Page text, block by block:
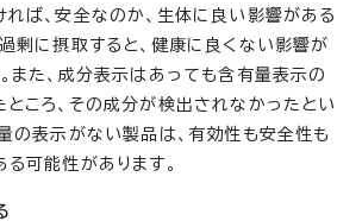
ば、安全なのか、生体に良い影響がある
剰に摂取すると、健康に良くない影響が
また、成分表示はあっても含有量表示の
ころ、その成分が検出されなかったとい
の表示がない製品は、有効性も安全性も
可能性があります。